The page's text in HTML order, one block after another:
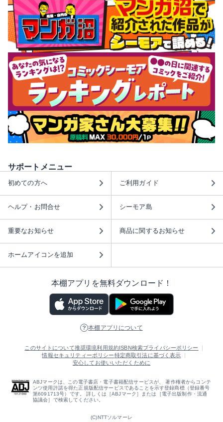
サポートメニュー
初めての方へ ご利用ガイド
ヘルプ・お問合せ シーモア島
重要なお知らせ 商品に関するお知らせ
ホームアイコンを追加
本棚アプリを無料ダウンロード！
本棚アプリについて
このサイトについて推奨環境利用規約ISBN検索プライバシーポリシー
情報セキュリティーポリシー特定商取引法に基づく表示
安心してお使いいただくために
ABJマークは、この電子書店・電子書籍配信サービスが、 著作権者からコンテ
ンツ使用許諾を得た正規版配信サービスであることを示す登録商標（登録番号
第6091713号）です。 詳しくは［ABJマーク］または［電子出版制作・流通
協議会］で検索してください。
(C)NTTソルマーレ